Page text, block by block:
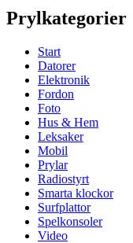
Prylkategorier
Start
Datorer
Elektronik
Fordon
Foto
Hus & Hem
Leksaker
Mobil
Prylar
Radiostyrt
Smarta klockor
Surfplattor
Spelkonsoler
Video